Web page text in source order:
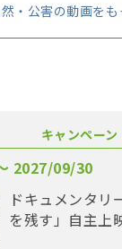
・公害の動画をも
キャンペーン
2027/09/30
ドキュメンタリ
を残す」自主上